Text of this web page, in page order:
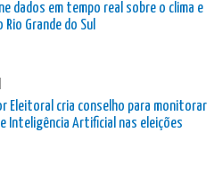
dados em tempo real sobre o clima e
Grande do Sul
Eleitoral cria conselho para monitorar
Inteligência Artificial nas eleições